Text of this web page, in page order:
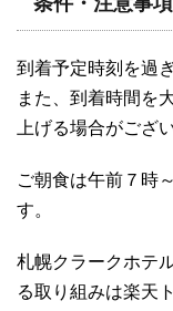
到着予定時刻を過
また、到着時間を
上げる場合がござ
ご朝食は午前７時
す。
札幌クラークホテ
る取り組みは楽天